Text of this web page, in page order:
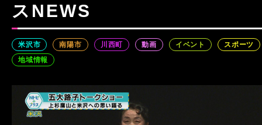
スNEWS
米沢市 南陽市 川西町 動画 イベント
スポーツ
地域情報